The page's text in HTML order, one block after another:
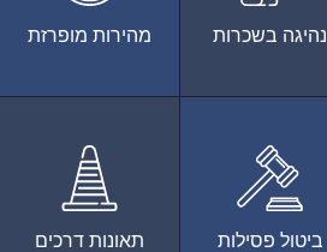
נהיגה בשכרות מהירות מופרזת
ביטול פסילות
תאונות דרכים